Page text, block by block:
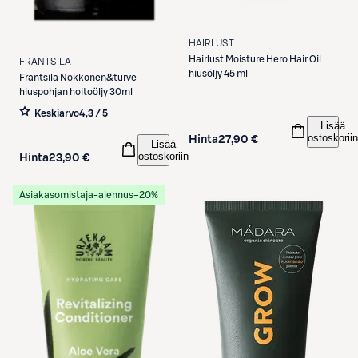
FRANTSILA
Frantsila Nokkonen&turve
hiuspohjan hoitoöljy 30ml
Keskiarvo4,3 / 5
Hinta23,90 €
Lisää
ostoskoriin
HAIRLUST
Hairlust Moisture Hero Hair Oil
hiusöljy 45 ml
Hinta27,90 €
Lisää
ostoskoriin
Asiakasomistaja-alennus−20%